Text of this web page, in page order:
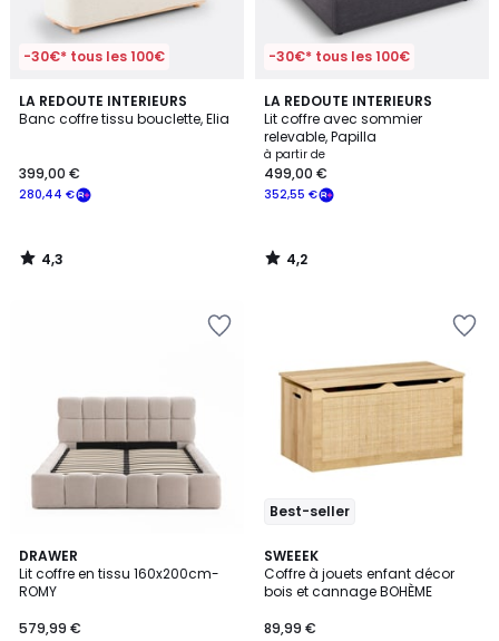
-30€* tous les 100€
LA REDOUTE INTERIEURS
Banc coffre tissu bouclette, Elia
280,44 €
399,00 €
4,3
/ 5
4,3
/
-30€* tous les 100€
LA REDOUTE INTERIEURS
Lit coffre avec sommier
relevable, Papilla
à partir de
352,55 €
499,00 €
4,2
/ 5
4,2
/
DRAWER
Lit coffre en tissu 160x200cm-
ROMY
579,99 €
2
Couleurs
Best-seller
SWEEEK
Coffre à jouets enfant décor
bois et cannage BOHÈME
89,99 €
4,7
/ 5